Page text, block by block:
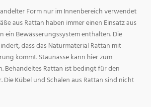
Form nur im Innenbereich verwendet
aus Rattan haben immer einen Einsatz aus
ein Bewässerungssystem enthalten. Die
dass das Naturmaterial Rattan mit
kommt. Staunässe kann hier zum
Behandeltes Rattan ist bedingt für den
Kübel und Schalen aus Rattan sind nicht